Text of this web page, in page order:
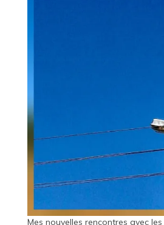
Mes nouvelles rencontres avec